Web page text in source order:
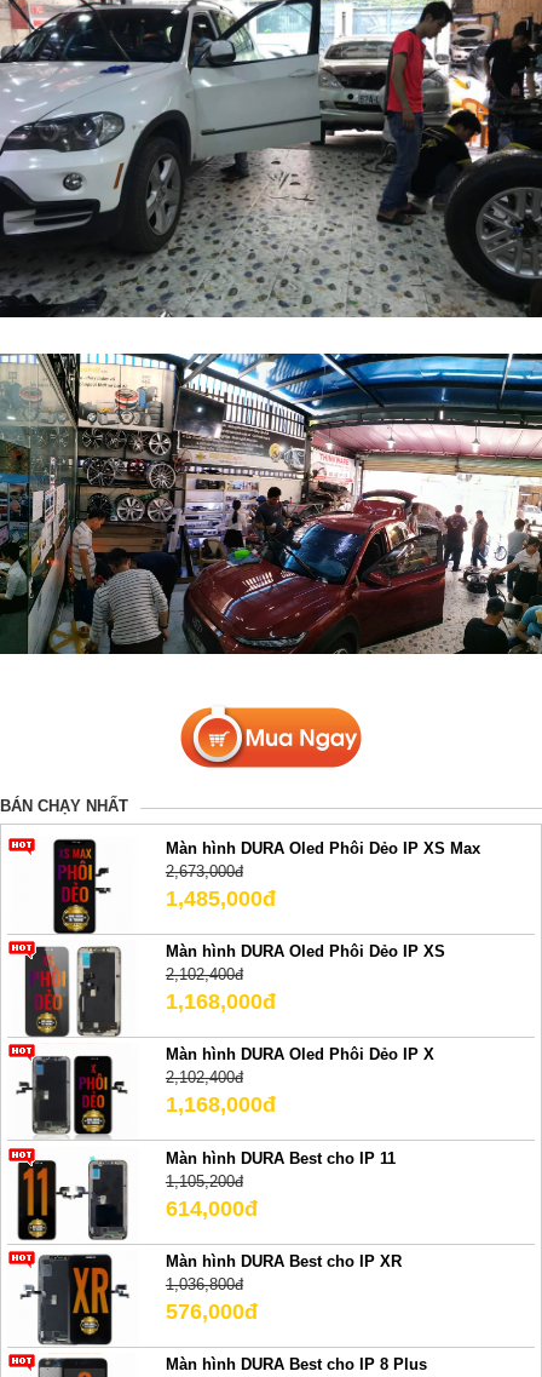
BÁN CHẠY NHẤT
Màn hình DURA Oled Phôi Dẻo IP XS Max
2,673,000đ
1,485,000đ
Màn hình DURA Oled Phôi Dẻo IP XS
2,102,400đ
1,168,000đ
Màn hình DURA Oled Phôi Dẻo IP X
2,102,400đ
1,168,000đ
Màn hình DURA Best cho IP 11
1,105,200đ
614,000đ
Màn hình DURA Best cho IP XR
1,036,800đ
576,000đ
Màn hình DURA Best cho IP 8 Plus